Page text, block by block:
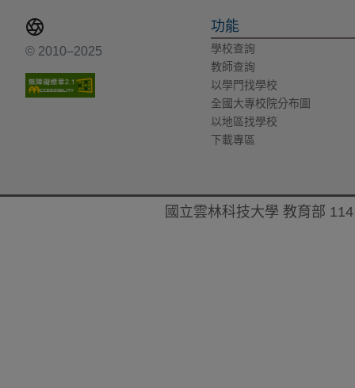
© 2010–2025
功能
學校查詢
教師查詢
以學門找學校
全國大專校院分布圖
以地區找學校
下載專區
國立雲林科技大學 教育部